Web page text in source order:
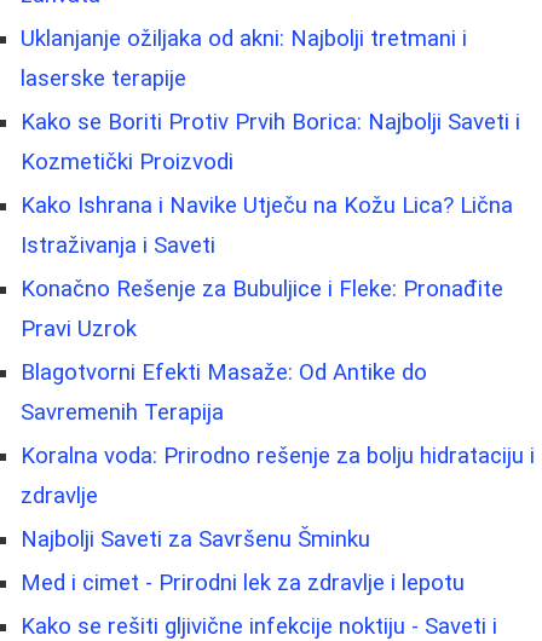
Uklanjanje ožiljaka od akni: Najbolji tretmani i
laserske terapije
Kako se Boriti Protiv Prvih Borica: Najbolji Saveti i
Kozmetički Proizvodi
Kako Ishrana i Navike Utječu na Kožu Lica? Lična
Istraživanja i Saveti
Konačno Rešenje za Bubuljice i Fleke: Pronađite
Pravi Uzrok
Blagotvorni Efekti Masaže: Od Antike do
Savremenih Terapija
Koralna voda: Prirodno rešenje za bolju hidrataciju i
zdravlje
Najbolji Saveti za Savršenu Šminku
Med i cimet - Prirodni lek za zdravlje i lepotu
Kako se rešiti gljivične infekcije noktiju - Saveti i